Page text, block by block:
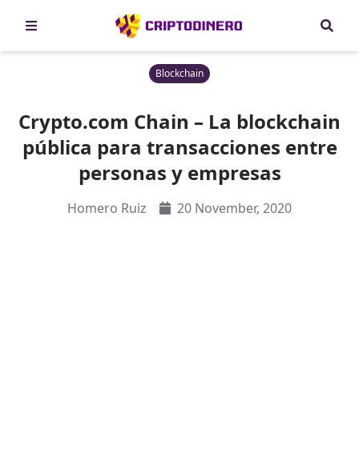
Blockchain
Crypto.com Chain – La blockchain
pública para transacciones entre
personas y empresas
Homero Ruiz 20 November, 2020